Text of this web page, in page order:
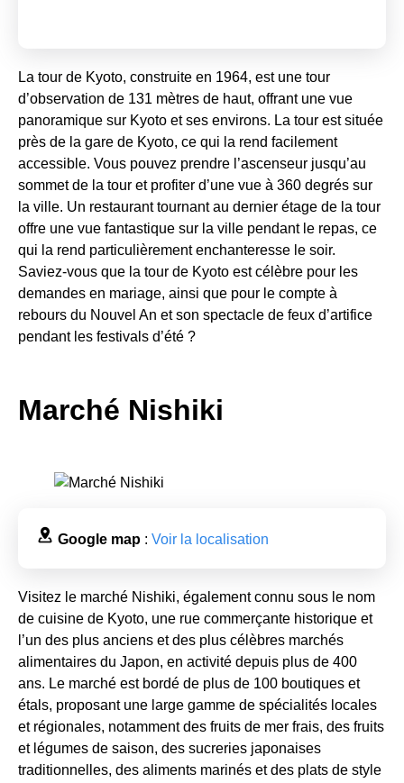
La tour de Kyoto, construite en 1964, est une tour
d’observation de 131 mètres de haut, offrant une vue
panoramique sur Kyoto et ses environs. La tour est située
près de la gare de Kyoto, ce qui la rend facilement
accessible. Vous pouvez prendre l’ascenseur jusqu’au
sommet de la tour et profiter d’une vue à 360 degrés sur
la ville. Un restaurant tournant au dernier étage de la tour
offre une vue fantastique sur la ville pendant le repas, ce
qui la rend particulièrement enchanteresse le soir.
Saviez-vous que la tour de Kyoto est célèbre pour les
demandes en mariage, ainsi que pour le compte à
rebours du Nouvel An et son spectacle de feux d’artifice
pendant les festivals d’été ?
Marché Nishiki
Google map : Voir la localisation
Visitez le marché Nishiki, également connu sous le nom
de cuisine de Kyoto, une rue commerçante historique et
l’un des plus anciens et des plus célèbres marchés
alimentaires du Japon, en activité depuis plus de 400
ans. Le marché est bordé de plus de 100 boutiques et
étals, proposant une large gamme de spécialités locales
et régionales, notamment des fruits de mer frais, des fruits
et légumes de saison, des sucreries japonaises
traditionnelles, des aliments marinés et des plats de style